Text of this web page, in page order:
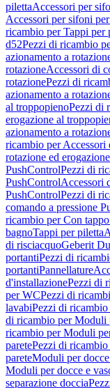
pilettaAccessori per
Accessori per sifoni
ricambio per Tappi per
d52Pezzi di ricambio
azionamento a
rotazioneAccessori di
rotazionePezzi di
azionamento a
al troppopienoPezzi di
erogazione al
azionamento a
ricambio per Accessori
rotazione ed
PushControlPezzi di
PushControlAccessori
PushControlPezzi di
comando a pressione
ricambio per Con
bagnoTappi per piletta
di risciacquoGeberit
portantiPezzi di
portantiPannellature
d'installazionePezzi di
per WCPezzi di
lavabiPezzi di
di ricambio per Moduli
ricambio per Moduli
paretePezzi di
pareteModuli per
Moduli per docce e
separazione doccia